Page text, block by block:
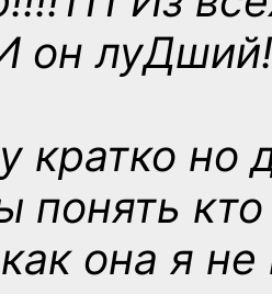
он
кратко но
понять
она я не